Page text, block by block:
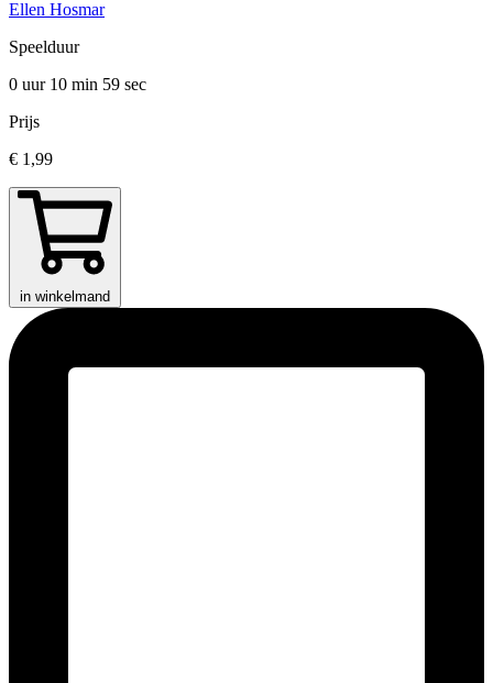
Ellen Hosmar
Speelduur
0 uur 10 min 59 sec
Prijs
€ 1,99
in winkelmand